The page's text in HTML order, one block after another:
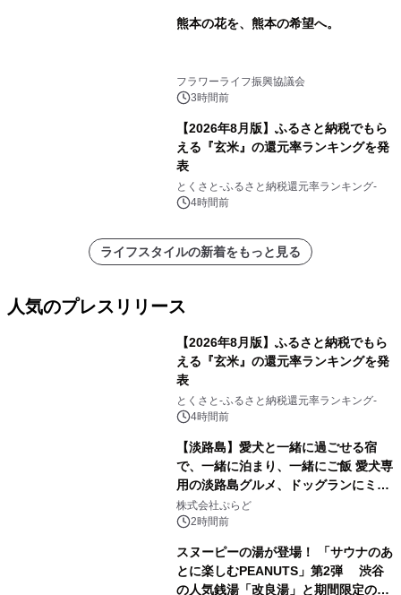
熊本の花を、熊本の希望へ。
フラワーライフ振興協議会
3時間前
【2026年8月版】ふるさと納税でもら
える『玄米』の還元率ランキングを発
表
とくさと-ふるさと納税還元率ランキング-
4時間前
ライフスタイルの新着をもっと見る
人気のプレスリリース
【2026年8月版】ふるさと納税でもら
える『玄米』の還元率ランキングを発
表
とくさと-ふるさと納税還元率ランキング-
4時間前
【淡路島】愛犬と一緒に過ごせる宿
で、一緒に泊まり、一緒にご飯 愛犬専
用の淡路島グルメ、ドッグランにミニ
プール グランピングとトレーラーハウ
スの2施設で
株式会社ぷらど
2時間前
スヌーピーの湯が登場！ 「サウナのあ
とに楽しむPEANUTS」第2弾 渋谷
の人気銭湯「改良湯」と期間限定のコ